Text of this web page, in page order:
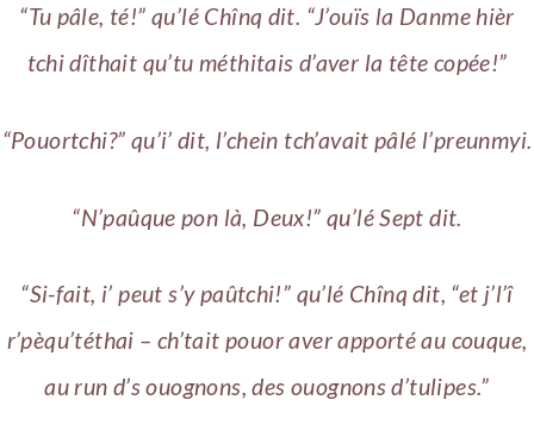
“Tu pâle, té!” qu’lé Chînq dit. “J’ouïs la Danme hièr
tchi dîthait qu’tu méthitais d’aver la tête copée!”
“Pouortchi?” qu’i’ dit, l’chein tch’avait pâlé l’preunmyi.
“N’paûque pon là, Deux!” qu’lé Sept dit.
“Si-fait, i’ peut s’y paûtchi!” qu’lé Chînq dit, “et j’l’î
r’pèqu’téthai – ch’tait pouor aver apporté au couque,
au run d’s ouognons, des ouognons d’tulipes.”